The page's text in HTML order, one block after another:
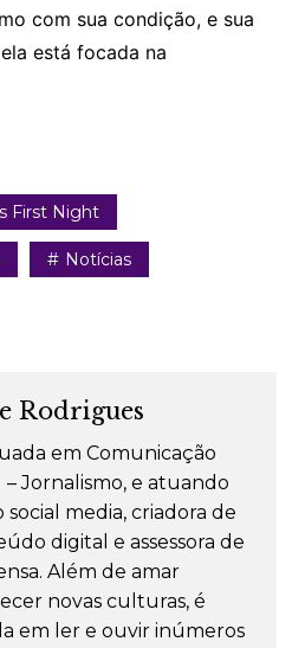
com sua condição, e sua
está focada na
First Night
Notícias
Rodrigues
em Comunicação
– Jornalismo, e atuando
social media, criadora de
digital e assessora de
Além de amar
novas culturas, é
em ler e ouvir inúmeros